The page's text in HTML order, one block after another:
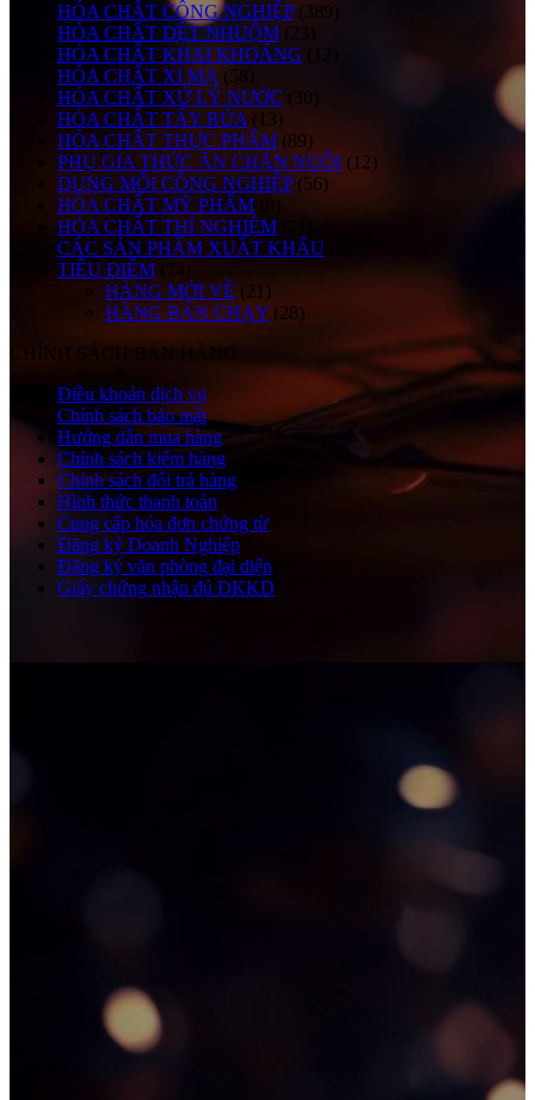
HÓA CHẤT CÔNG NGHIỆP (389)
HÓA CHẤT DỆT NHUỘM (23)
HÓA CHẤT KHAI KHOÁNG
HÓA CHẤT XI MẠ (58)
HÓA CHẤT XỬ LÝ NƯỚC (30)
HÓA CHẤT TẨY RỬA (13)
HÓA CHẤT THỰC PHẨM (89)
PHỤ GIA THỨC ĂN CHĂN NUÔI (12)
DUNG MÔI CÔNG NGHIỆP (56)
HÓA CHẤT MỸ PHẨM
(8)
HÓA CHẤT THÍ NGHIỆM
CÁC SẢN PHẨM XUẤT KHẨU
TIÊU ĐIỂM
(74)
HÀNG MỚI VỀ (21)
HÀNG BÁN CHẠY (28)
CHÍNH SÁCH BÁN HÀNG
Điều khoản dịch vụ
Chính sách bảo mật
Hướng dẫn mua hàng
Chính sách kiểm hàng
Chính sách đổi trả hàng
Hình thức thanh toán
Cung cấp hóa đơn chứng từ
Đăng ký Doanh Nghiệp
Đăng ký văn phòng đại diện
Giấy chứng nhận đủ ĐKKD